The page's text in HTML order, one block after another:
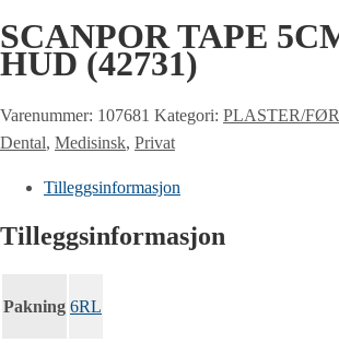
SCANPOR TAPE
HUD (42731)
Varenummer: 107681 Kategori: PLASTER/
Dental, Medisinsk, Privat
Tilleggsinformasjon
Tilleggsinformasjon
Pakning 6RL